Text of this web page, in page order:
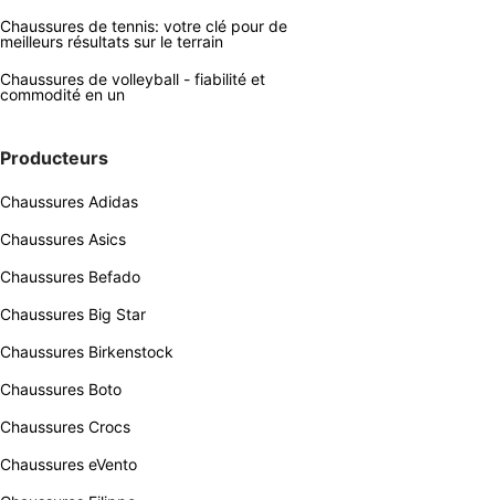
Chaussures de tennis: votre clé pour de
meilleurs résultats sur le terrain
Chaussures de volleyball - fiabilité et
commodité en un
Producteurs
Chaussures Adidas
Chaussures Asics
Chaussures Befado
Chaussures Big Star
Chaussures Birkenstock
Chaussures Boto
Chaussures Crocs
Chaussures eVento